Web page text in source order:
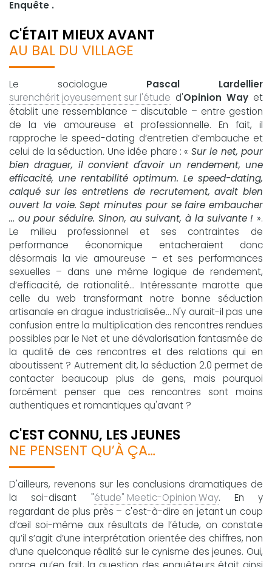
Enquête .
C'ÉTAIT MIEUX AVANT
AU BAL DU VILLAGE
Le sociologue Pascal Lardellier
surenchérit joyeusement sur l'étude d'Opinion Way et
établit une ressemblance – discutable – entre gestion
de la vie amoureuse et professionnelle. En fait, il
rapproche le speed-dating d’entretien d’embauche et
celui de la séduction. Une idée phare : « Sur le net, pour
bien draguer, il convient d'avoir un rendement, une
efficacité, une rentabilité optimum. Le speed-dating,
calqué sur les entretiens de recrutement, avait bien
ouvert la voie. Sept minutes pour se faire embaucher
... ou pour séduire. Sinon, au suivant, à la suivante ! ».
Le milieu professionnel et ses contraintes de
performance économique entacheraient donc
désormais la vie amoureuse – et ses performances
sexuelles – dans une même logique de rendement,
d’efficacité, de rationalité... Intéressante marotte que
celle du web transformant notre bonne séduction
artisanale en drague industrialisée… N'y aurait-il pas une
confusion entre la multiplication des rencontres rendues
possibles par le Net et une dévalorisation fantasmée de
la qualité de ces rencontres et des relations qui en
aboutissent ? Autrement dit, la séduction 2.0 permet de
contacter beaucoup plus de gens, mais pourquoi
forcément penser que ces rencontres sont moins
authentiques et romantiques qu'avant ?
C'EST CONNU, LES JEUNES
NE PENSENT QU’À ÇA…
D'ailleurs, revenons sur les conclusions dramatiques de
la soi-disant "étude" Meetic-Opinion Way. En y
regardant de plus près – c'est-à-dire en jetant un coup
d’œil soi-même aux résultats de l’étude, on constate
qu’il s’agit d’une interprétation orientée des chiffres, non
d’une quelconque réalité sur le cynisme des jeunes. Oui,